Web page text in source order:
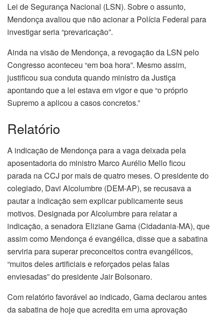
Lei de Segurança Nacional (LSN). Sobre o assunto,
Mendonça avaliou que não acionar a Polícia Federal para
investigar seria “prevaricação”.
Ainda na visão de Mendonça, a revogação da LSN pelo
Congresso aconteceu “em boa hora”. Mesmo assim,
justificou sua conduta quando ministro da Justiça
apontando que a lei estava em vigor e que “o próprio
Supremo a aplicou a casos concretos.”
Relatório
A indicação de Mendonça para a vaga deixada pela
aposentadoria do ministro Marco Aurélio Mello ficou
parada na CCJ por mais de quatro meses. O presidente do
colegiado, Davi Alcolumbre (DEM-AP), se recusava a
pautar a indicação sem explicar publicamente seus
motivos. Designada por Alcolumbre para relatar a
indicação, a senadora Eliziane Gama (Cidadania-MA), que
assim como Mendonça é evangélica, disse que a sabatina
serviria para superar preconceitos contra evangélicos,
“muitos deles artificiais e reforçados pelas falas
enviesadas” do presidente Jair Bolsonaro.
Com relatório favorável ao indicado, Gama declarou antes
da sabatina de hoje que acredita em uma aprovação